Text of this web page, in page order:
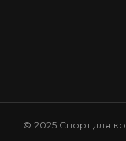
© 2025 Спорт для